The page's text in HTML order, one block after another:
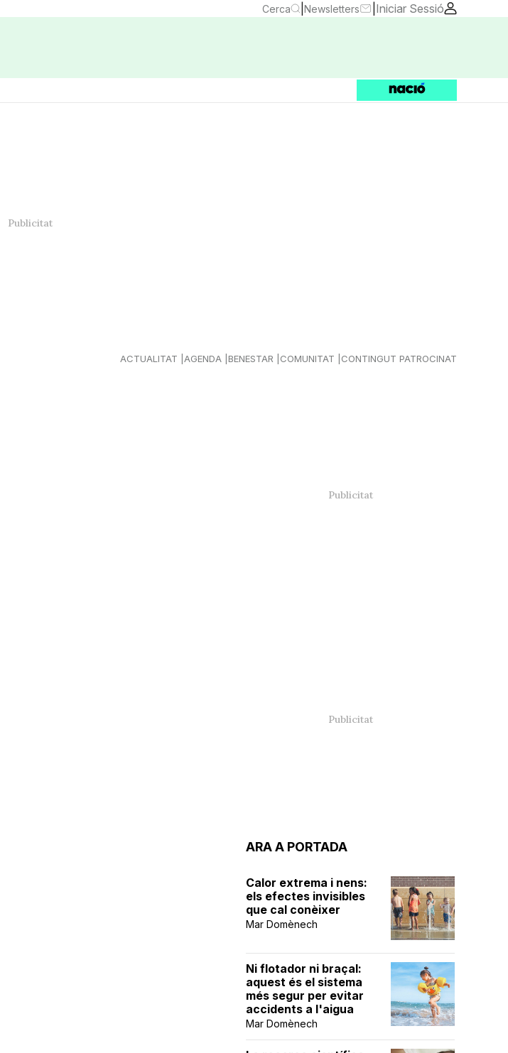
Cerca Newsletters Iniciar Sessió
ACTUALITAT AGENDA BENESTAR COMUNITAT CONTINGUT PATROCINAT
ARA A PORTADA
Calor extrema i nens:
els efectes invisibles
que cal conèixer
Mar Domènech
Ni flotador ni braçal:
aquest és el sistema
més segur per evitar
accidents a l'aigua
Mar Domènech